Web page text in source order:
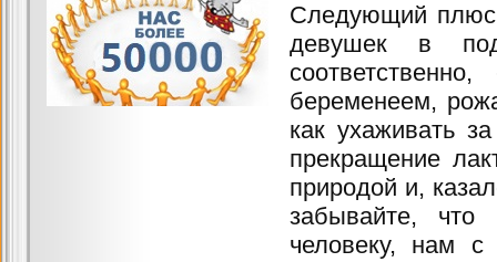
Следующий плюс
девушек в
беременеем,
как ухаживать
прекращение
природой и,
забывайте, что
человеку, нам с